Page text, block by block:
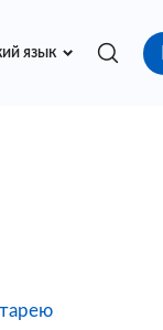
Контакт
язык